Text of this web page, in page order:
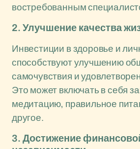
востребованным
2. Улучшение качества
Инвестиции в здоровье и
способствуют улучшению
самочувствия и
Это может включать в себя
медитацию, правильное
другое.
3. Достижение